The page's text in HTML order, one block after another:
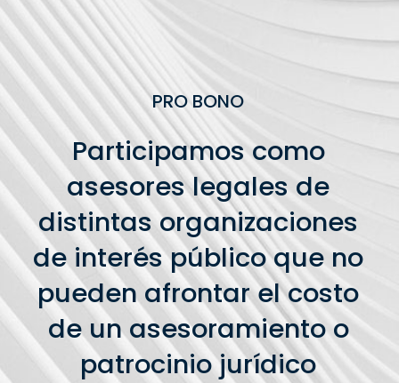
PRO BONO
Participamos como
asesores legales de
distintas organizaciones
de interés público que no
pueden afrontar el costo
de un asesoramiento o
patrocinio jurídico